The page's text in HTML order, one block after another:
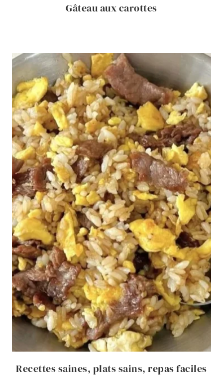
Gâteau aux carottes
Recettes saines, plats sains, repas faciles